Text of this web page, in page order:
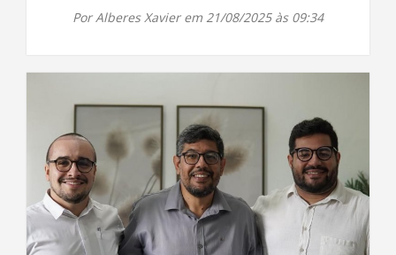
Por Alberes Xavier em 21/08/2025 às 09:34